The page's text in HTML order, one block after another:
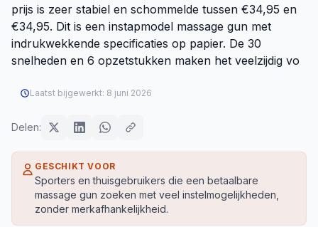
prijs is zeer stabiel en schommelde tussen €34,95 en
€34,95. Dit is een instapmodel massage gun met
indrukwekkende specificaties op papier. De 30
snelheden en 6 opzetstukken maken het veelzijdig vo
Laatst bijgewerkt: 8 juni 2026
Delen:
GESCHIKT VOOR
Sporters en thuisgebruikers die een betaalbare
massage gun zoeken met veel instelmogelijkheden,
zonder merkafhankelijkheid.